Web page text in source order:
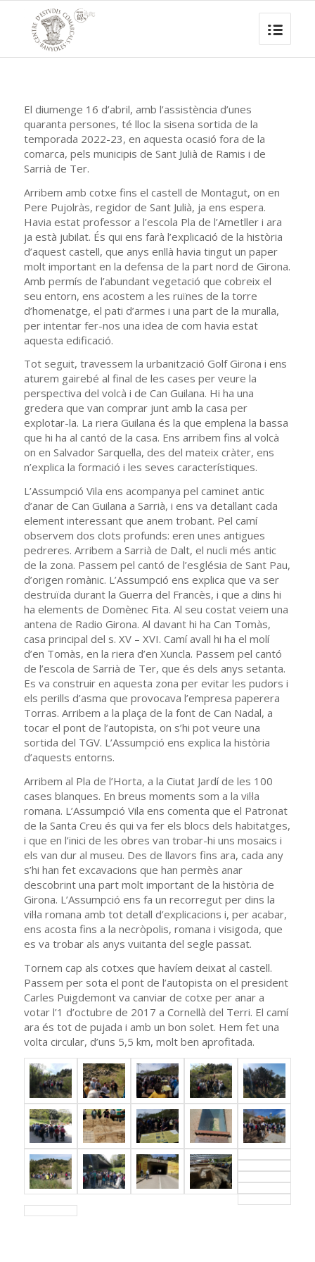
El diumenge 16 d’abril, amb l’assistència d’unes
quaranta persones, té lloc la sisena sortida de la
temporada 2022-23, en aquesta ocasió fora de la
comarca, pels municipis de Sant Julià de Ramis i de
Sarrià de Ter.
Arribem amb cotxe fins el castell de Montagut, on en
Pere Pujolràs, regidor de Sant Julià, ja ens espera.
Havia estat professor a l’escola Pla de l’Ametller i ara
ja està jubilat. És qui ens farà l’explicació de la història
d’aquest castell, que anys enllà havia tingut un paper
molt important en la defensa de la part nord de Girona.
Amb permís de l’abundant vegetació que cobreix el
seu entorn, ens acostem a les ruïnes de la torre
d’homenatge, el pati d’armes i una part de la muralla,
per intentar fer-nos una idea de com havia estat
aquesta edificació.
Tot seguit, travessem la urbanització Golf Girona i ens
aturem gairebé al final de les cases per veure la
perspectiva del volcà i de Can Guilana. Hi ha una
gredera que van comprar junt amb la casa per
explotar-la. La riera Guilana és la que emplena la bassa
que hi ha al cantó de la casa. Ens arribem fins al volcà
on en Salvador Sarquella, des del mateix cràter, ens
n’explica la formació i les seves característiques.
L’Assumpció Vila ens acompanya pel caminet antic
d’anar de Can Guilana a Sarrià, i ens va detallant cada
element interessant que anem trobant. Pel camí
observem dos clots profunds: eren unes antigues
pedreres. Arribem a Sarrià de Dalt, el nucli més antic
de la zona. Passem pel cantó de l’església de Sant Pau,
d’origen romànic. L’Assumpció ens explica que va ser
destruïda durant la Guerra del Francès, i que a dins hi
ha elements de Domènec Fita. Al seu costat veiem una
antena de Radio Girona. Al davant hi ha Can Tomàs,
casa principal del s. XV – XVI. Camí avall hi ha el molí
d’en Tomàs, en la riera d’en Xuncla. Passem pel cantó
de l’escola de Sarrià de Ter, que és dels anys setanta.
Es va construir en aquesta zona per evitar les pudors i
els perills d’asma que provocava l’empresa paperera
Torras. Arribem a la plaça de la font de Can Nadal, a
tocar el pont de l’autopista, on s’hi pot veure una
sortida del TGV. L’Assumpció ens explica la història
d’aquests entorns.
Arribem al Pla de l’Horta, a la Ciutat Jardí de les 100
cases blanques. En breus moments som a la vil·la
romana. L’Assumpció Vila ens comenta que el Patronat
de la Santa Creu és qui va fer els blocs dels habitatges,
i que en l’inici de les obres van trobar-hi uns mosaics i
els van dur al museu. Des de llavors fins ara, cada any
s’hi han fet excavacions que han permès anar
descobrint una part molt important de la història de
Girona. L’Assumpció ens fa un recorregut per dins la
vil·la romana amb tot detall d’explicacions i, per acabar,
ens acosta fins a la necròpolis, romana i visigoda, que
es va trobar als anys vuitanta del segle passat.
Tornem cap als cotxes que havíem deixat al castell.
Passem per sota el pont de l’autopista on el president
Carles Puigdemont va canviar de cotxe per anar a
votar l’1 d’octubre de 2017 a Cornellà del Terri. El camí
ara és tot de pujada i amb un bon solet. Hem fet una
volta circular, d’uns 5,5 km, molt ben aprofitada.